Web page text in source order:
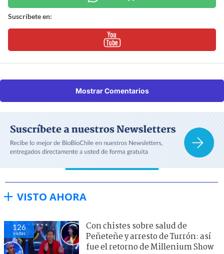
Suscríbete en:
Mostrar Comentarios
VISTO AHORA
126
visitas
Con chistes sobre salud de
Peñeteñe y arresto de Turrón: así
fue el retorno de Millenium Show